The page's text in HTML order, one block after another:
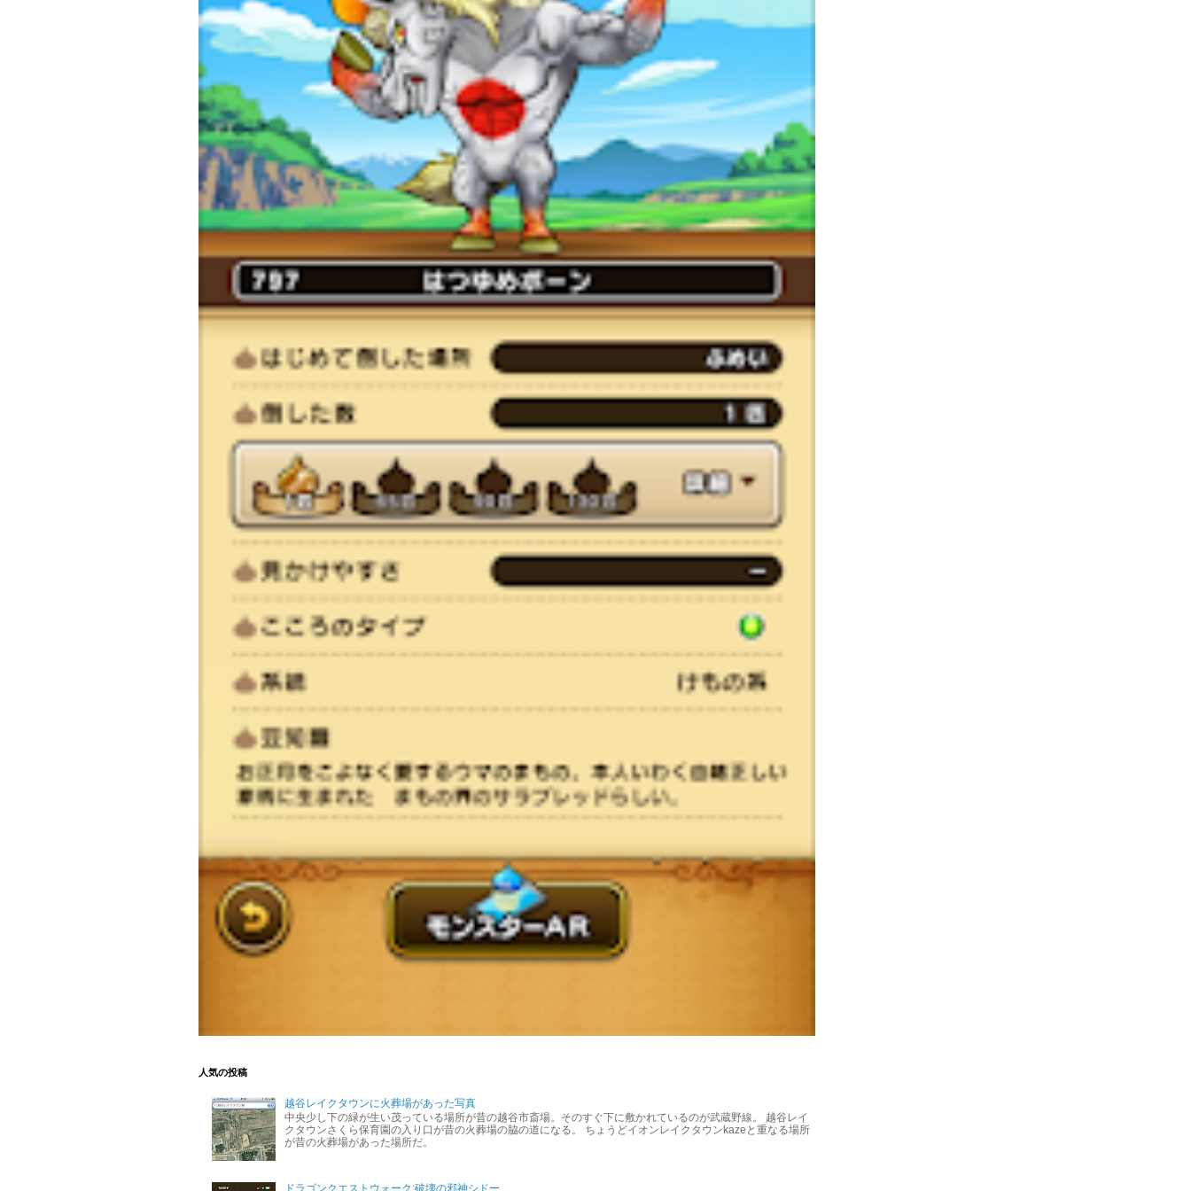
人気の投稿
越谷レイクタウンに火葬場があった写真
中央少し下の緑が生い茂っている場所が昔の越谷市斎場。そのすぐ下に敷かれているのが武蔵野線。 越谷レイ
クタウンさくら保育園の入り口が昔の火葬場の脇の道になる。 ちょうどイオンレイクタウンkazeと重なる場所
が昔の火葬場があった場所だ。